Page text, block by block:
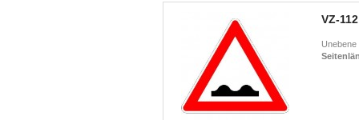
VZ-112